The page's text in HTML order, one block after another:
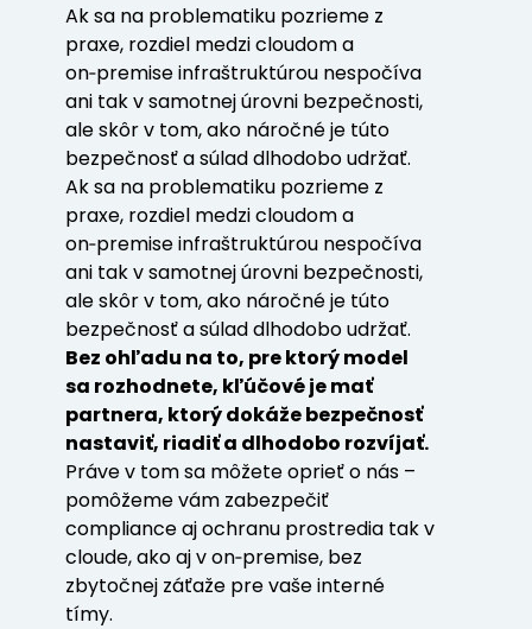
Ak sa na problematiku pozrieme z
praxe, rozdiel medzi cloudom a
on‑premise infraštruktúrou nespočíva
ani tak v samotnej úrovni bezpečnosti,
ale skôr v tom, ako náročné je túto
bezpečnosť a súlad dlhodobo udržať.
Ak sa na problematiku pozrieme z
praxe, rozdiel medzi cloudom a
on‑premise infraštruktúrou nespočíva
ani tak v samotnej úrovni bezpečnosti,
ale skôr v tom, ako náročné je túto
bezpečnosť a súlad dlhodobo udržať.
Bez ohľadu na to, pre ktorý model
sa rozhodnete, kľúčové je mať
partnera, ktorý dokáže bezpečnosť
nastaviť, riadiť a dlhodobo rozvíjať.
Práve v tom sa môžete oprieť o nás –
pomôžeme vám zabezpečiť
compliance aj ochranu prostredia tak v
cloude, ako aj v on‑premise, bez
zbytočnej záťaže pre vaše interné
tímy.